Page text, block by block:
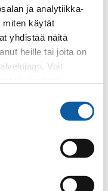
ja analytiikka-
miten käytät
yhdistää näitä
heille tai joita on
Voit